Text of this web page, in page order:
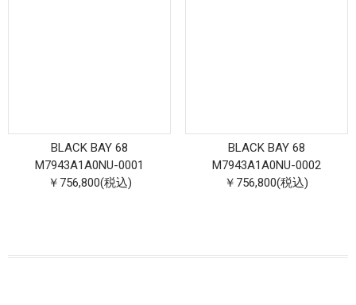
BLACK BAY 68
M7943A1A0NU-0001
￥756,800(税込)
BLACK BAY 68
M7943A1A0NU-0002
￥756,800(税込)